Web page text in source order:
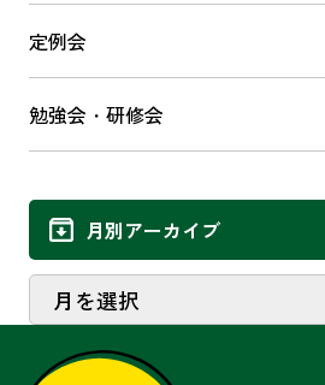
定例会
勉強会・研修会
月別アーカイブ